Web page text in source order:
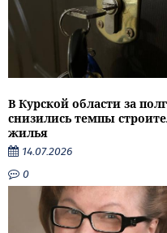
В Курской области за
снизились темпы
жилья
14.07.2026
0